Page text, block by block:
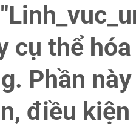
cụ thể
Phần
điều